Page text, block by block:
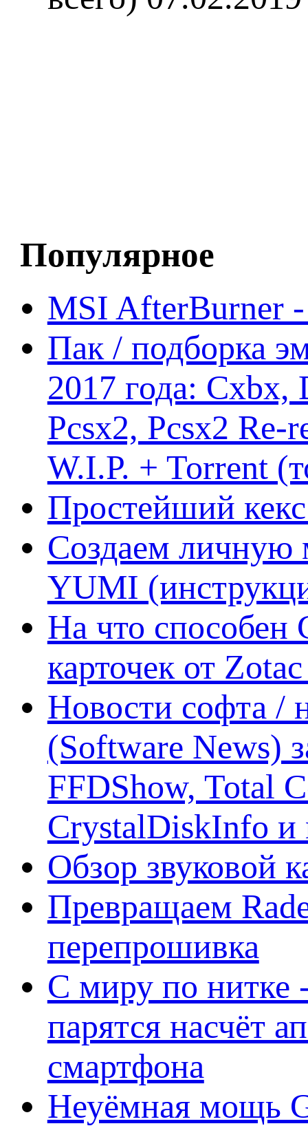
Популярное
MSI AfterBurner
Пак / подборка
2017 года:
Pcsx2, Pcsx2
W.I.P. + Torrent
Простейший кекс
Создаем личную
YUMI
На что способен
карточек от
Новости софта /
(Software News)
FFDShow, Total
CrystalDiskInfo и
Обзор звуковой
Превращаем
перепрошивка
С миру по нитке
парятся насчёт
смартфона
Неуёмная мощь